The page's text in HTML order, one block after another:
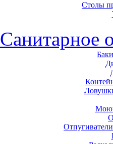
Столы
Санитарное